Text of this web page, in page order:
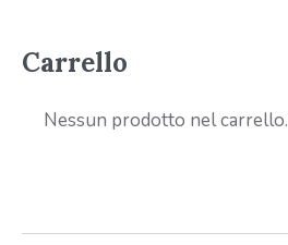
Carrello
Nessun prodotto nel carrello.